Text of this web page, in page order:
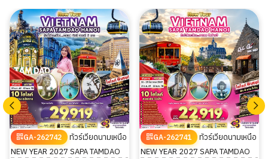
GA-262742
ทัวร์เวียดนามเหนือ
NEW YEAR 2027 SAPA TAMDAO
GA-262741
ทัวร์เวียดนามเหนือ
NEW YEAR 2027 SAPA TAMDAO